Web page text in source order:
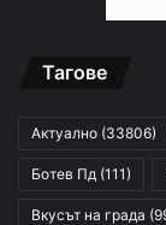
Тагове
Актуално (33806)
Ботев Пд (111)
Вкусът на града